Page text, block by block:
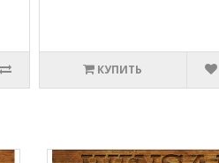
КУПИТЬ